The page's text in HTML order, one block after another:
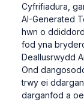
Cyfrifiadura,
AI-Generated
hwn o
fod yna
Deallusrwydd
Ond
trwy ei
darganfod a